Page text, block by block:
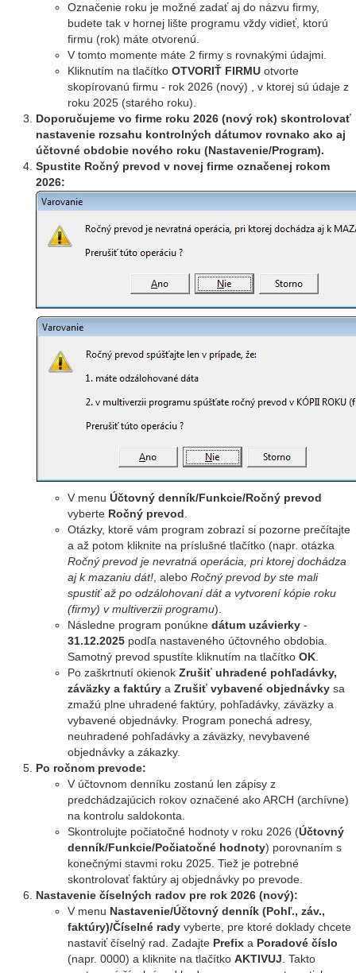
Označenie roku je možné zadať aj do názvu firmy,
budete tak v hornej lište programu vždy vidieť, ktorú
firmu (rok) máte otvorenú.
V tomto momente máte 2 firmy s rovnakými údajmi.
Kliknutím na tlačítko OTVORIŤ FIRMU otvorte
skopírovanú firmu - rok 2026 (nový) , v ktorej sú údaje z
roku 2025 (starého roku).
Doporučujeme vo firme roku 2026 (nový rok) skontrolovať
nastavenie rozsahu kontrolných dátumov rovnako ako aj
účtovné obdobie nového roku (Nastavenie/Program).
Spustite Ročný prevod v novej firme označenej rokom
2026:
V menu Účtovný denník/Funkcie/Ročný prevod
vyberte Ročný prevod
Otázky, ktoré vám program zobrazí si pozorne prečítajte
a až potom kliknite na príslušné tlačítko (napr. otázka
Ročný prevod je nevratná operácia, pri ktorej dochádza
aj k mazaniu dát! , alebo Ročný prevod by ste mali
spustiť až po odzálohovaní dát a vytvorení kópie roku
(firmy) v multiverzii programu).
Následne program ponúkne dátum uzávierky -
31.12.2025 podľa nastaveného účtovného obdobia.
Samotný prevod spustíte kliknutím na tlačítko OK
Po zaškrtnutí okienok Zrušiť uhradené pohľadávky,
záväzky a faktúry a Zrušiť vybavené objednávky sa
zmažú plne uhradené faktúry, pohľadávky, záväzky a
vybavené objednávky. Program ponechá adresy,
neuhradené pohľadávky a záväzky, nevybavené
objednávky a zákazky.
Po ročnom prevode:
V účtovnom denníku zostanú len zápisy z
predchádzajúcich rokov označené ako ARCH (archívne)
na kontrolu saldokonta.
Skontrolujte počiatočné hodnoty v roku 2026 (Účtovný
denník/Funkcie/Počiatočné hodnoty) porovnaním s
konečnými stavmi roku 2025. Tiež je potrebné
skontrolovať faktúry aj objednávky po prevode.
Nastavenie číselných radov pre rok 2026 (nový):
V menu Nastavenie/Účtovný denník (Pohľ., záv.,
faktúry)/Číselné rady vyberte, pre ktoré doklady chcete
nastaviť číselný rad. Zadajte Prefix a Poradové číslo
(napr. 0000) a kliknite na tlačítko AKTIVUJ . Takto